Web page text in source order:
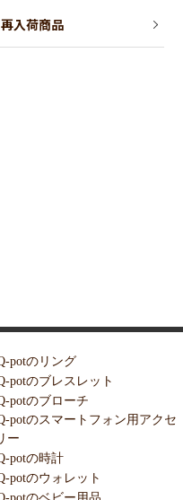
再入荷商品